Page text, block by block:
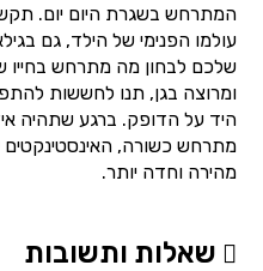
המתרחש בשגרת היום יום.
עולמו הפנימי של הילד, גם
שלכם לבחון מה מתרחש
ומרוצה בגן, תנו לחששות
היד על הדופק. ברגע שתהיה
מתרחש כשורה, האינסטינקטים
מהירה וחדה יותר.
שאלות ותשובות